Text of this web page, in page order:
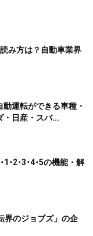
み方は？自動車業界
運転ができる車種・
・日産・スバ...
1･2･3･4･5の機能・解
界のジョブズ」の企